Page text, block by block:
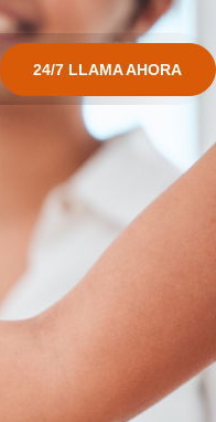
24/7 LLAMA AHORA